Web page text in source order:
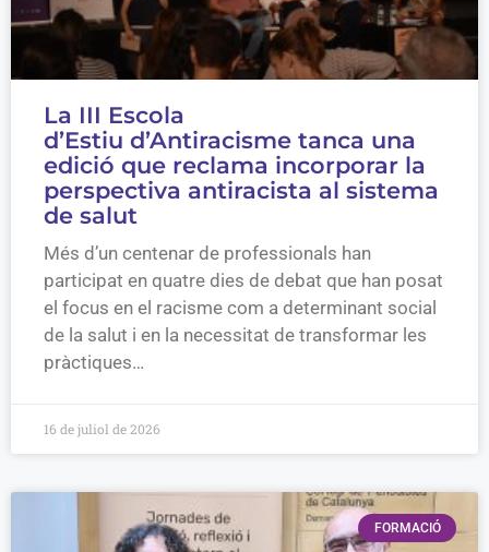
La III Escola
d’Estiu d’Antiracisme tanca una
edició que reclama incorporar la
perspectiva antiracista al sistema
de salut
Més d’un centenar de professionals han
participat en quatre dies de debat que han posat
el focus en el racisme com a determinant social
de la salut i en la necessitat de transformar les
pràctiques…
16 de juliol de 2026
FORMACIÓ